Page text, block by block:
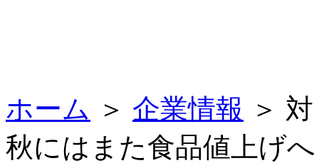
ホーム ＞ 企業情報 ＞
秋にはまた食品値上げ